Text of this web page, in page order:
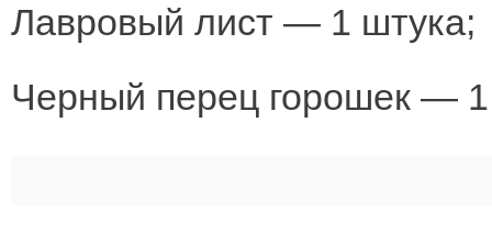
Лавровый лист — 1 штука;
Черный перец горошек —